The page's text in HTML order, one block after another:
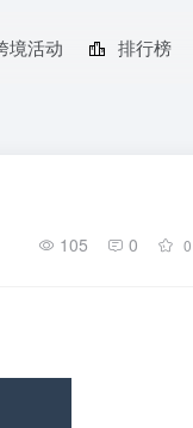
境活动 排行榜
105 0 0